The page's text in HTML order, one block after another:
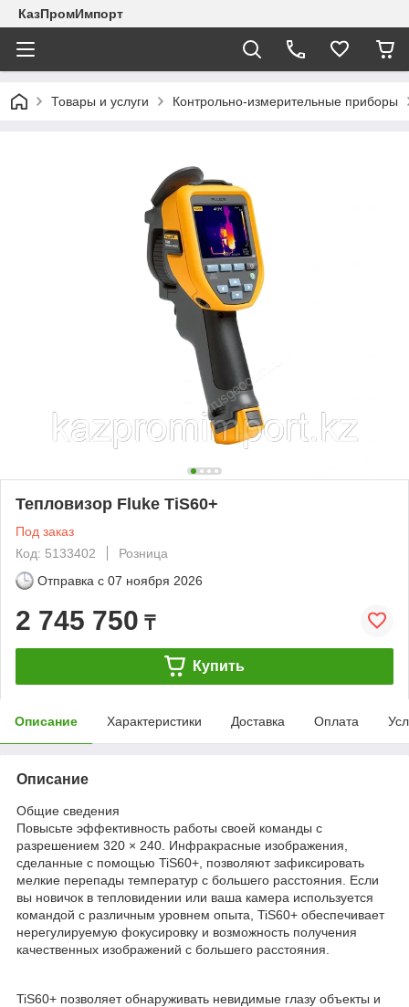
КазПромИмпорт
Товары и услуги Контрольно-измерительные приборы
Тепловизор Fluke TiS60+
Под заказ
Код: 5133402
Розница
Отправка с 07 ноября 2026
2 745 750 ₸
Купить
Описание Характеристики Доставка Оплата
Описание
Общие сведения
Повысьте эффективность работы своей команды с
разрешением 320 × 240. Инфракрасные изображения,
сделанные с помощью TiS60+, позволяют зафиксировать
мелкие перепады температур с большего расстояния. Если
вы новичок в тепловидении или ваша камера используется
командой с различным уровнем опыта, TiS60+ обеспечивает
нерегулируемую фокусировку и возможность получения
качественных изображений с большего расстояния.
TiS60+ позволяет обнаруживать невидимые глазу объекты и